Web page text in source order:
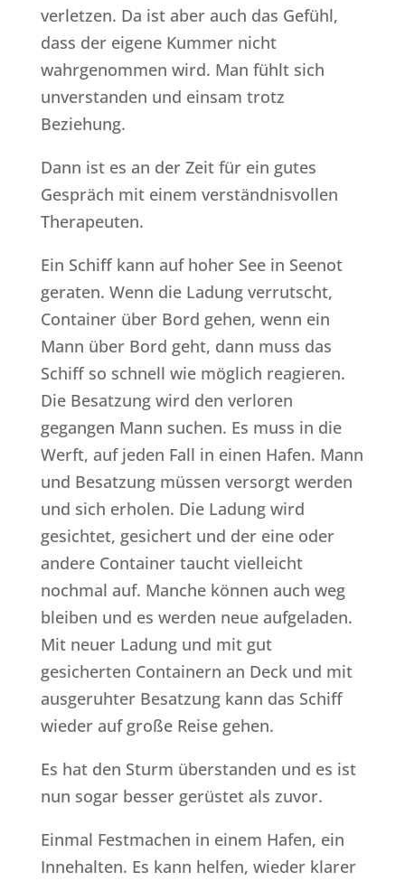
verletzen. Da ist aber auch das Gefühl,
dass der eigene Kummer nicht
wahrgenommen wird. Man fühlt sich
unverstanden und einsam trotz
Beziehung.
Dann ist es an der Zeit für ein gutes
Gespräch mit einem verständnisvollen
Therapeuten.
Ein Schiff kann auf hoher See in Seenot
geraten. Wenn die Ladung verrutscht,
Container über Bord gehen, wenn ein
Mann über Bord geht, dann muss das
Schiff so schnell wie möglich reagieren.
Die Besatzung wird den verloren
gegangen Mann suchen. Es muss in die
Werft, auf jeden Fall in einen Hafen. Mann
und Besatzung müssen versorgt werden
und sich erholen. Die Ladung wird
gesichtet, gesichert und der eine oder
andere Container taucht vielleicht
nochmal auf. Manche können auch weg
bleiben und es werden neue aufgeladen.
Mit neuer Ladung und mit gut
gesicherten Containern an Deck und mit
ausgeruhter Besatzung kann das Schiff
wieder auf große Reise gehen.
Es hat den Sturm überstanden und es ist
nun sogar besser gerüstet als zuvor.
Einmal Festmachen in einem Hafen, ein
Innehalten. Es kann helfen, wieder klarer